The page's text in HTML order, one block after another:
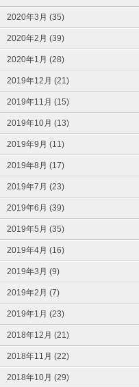
2020年3月 (35)
2020年2月 (39)
2020年1月 (28)
2019年12月 (21)
2019年11月 (15)
2019年10月 (13)
2019年9月 (11)
2019年8月 (17)
2019年7月 (23)
2019年6月 (39)
2019年5月 (35)
2019年4月 (16)
2019年3月 (9)
2019年2月 (7)
2019年1月 (23)
2018年12月 (21)
2018年11月 (22)
2018年10月 (29)